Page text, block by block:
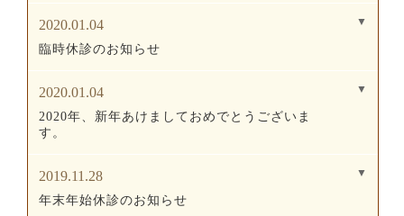
2020.01.04
臨時休診のお知らせ
2020.01.04
2020年、新年あけましておめでとうございま
す。
2019.11.28
年末年始休診のお知らせ